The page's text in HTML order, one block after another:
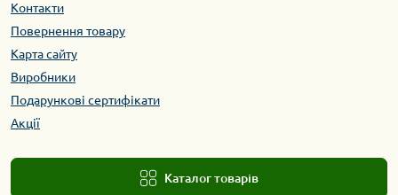
Контакти
Повернення товару
Карта сайту
Виробники
Подарункові сертифікати
Акції
Каталог товарів